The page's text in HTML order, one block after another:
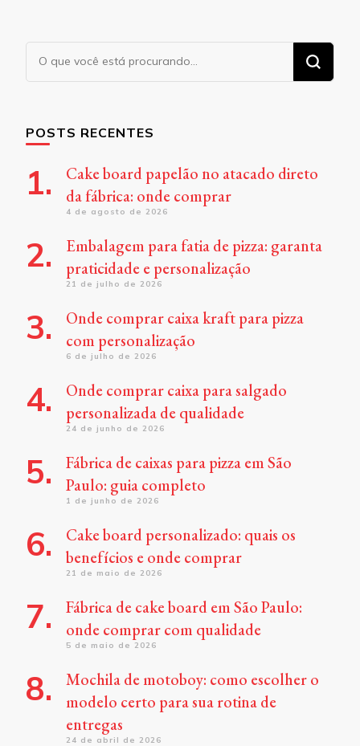
Procurando
algo?
POSTS RECENTES
Cake board papelão no atacado direto
da fábrica: onde comprar
4 de agosto de 2026
Embalagem para fatia de pizza: garanta
praticidade e personalização
21 de julho de 2026
Onde comprar caixa kraft para pizza
com personalização
6 de julho de 2026
Onde comprar caixa para salgado
personalizada de qualidade
24 de junho de 2026
Fábrica de caixas para pizza em São
Paulo: guia completo
1 de junho de 2026
Cake board personalizado: quais os
benefícios e onde comprar
21 de maio de 2026
Fábrica de cake board em São Paulo:
onde comprar com qualidade
5 de maio de 2026
Mochila de motoboy: como escolher o
modelo certo para sua rotina de
entregas
24 de abril de 2026